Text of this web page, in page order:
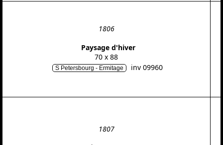
1806
Paysage d'hiver
70 x 88
S Petersbourg - Ermitage inv 09960
1807